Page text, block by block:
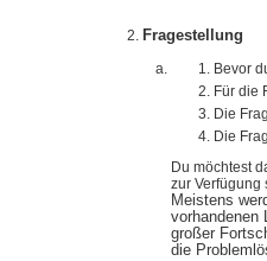
Fragestellung
Bevor
Für die
Die
Die
Du möchtest
zur Verfügung
Meistens
vorhandenen
großer
die